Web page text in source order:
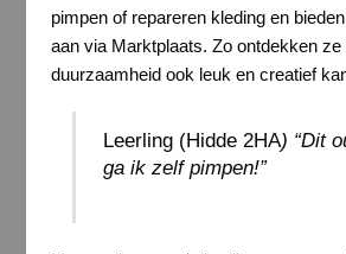
pimpen of repareren kleding en
aan via Marktplaats. Zo ontdekken ze
duurzaamheid ook leuk en creatief
Leerling (Hidde 2HA) “Dit
ga ik zelf pimpen!”